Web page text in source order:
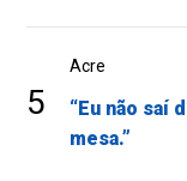
5
Acre
“Eu não saí
mesa.”